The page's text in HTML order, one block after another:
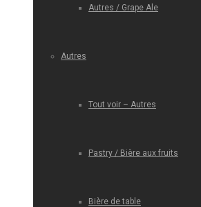
Autres / Grape Ale
Autres
Tout voir – Autres
Pastry / Bière aux fruits
Bière de table